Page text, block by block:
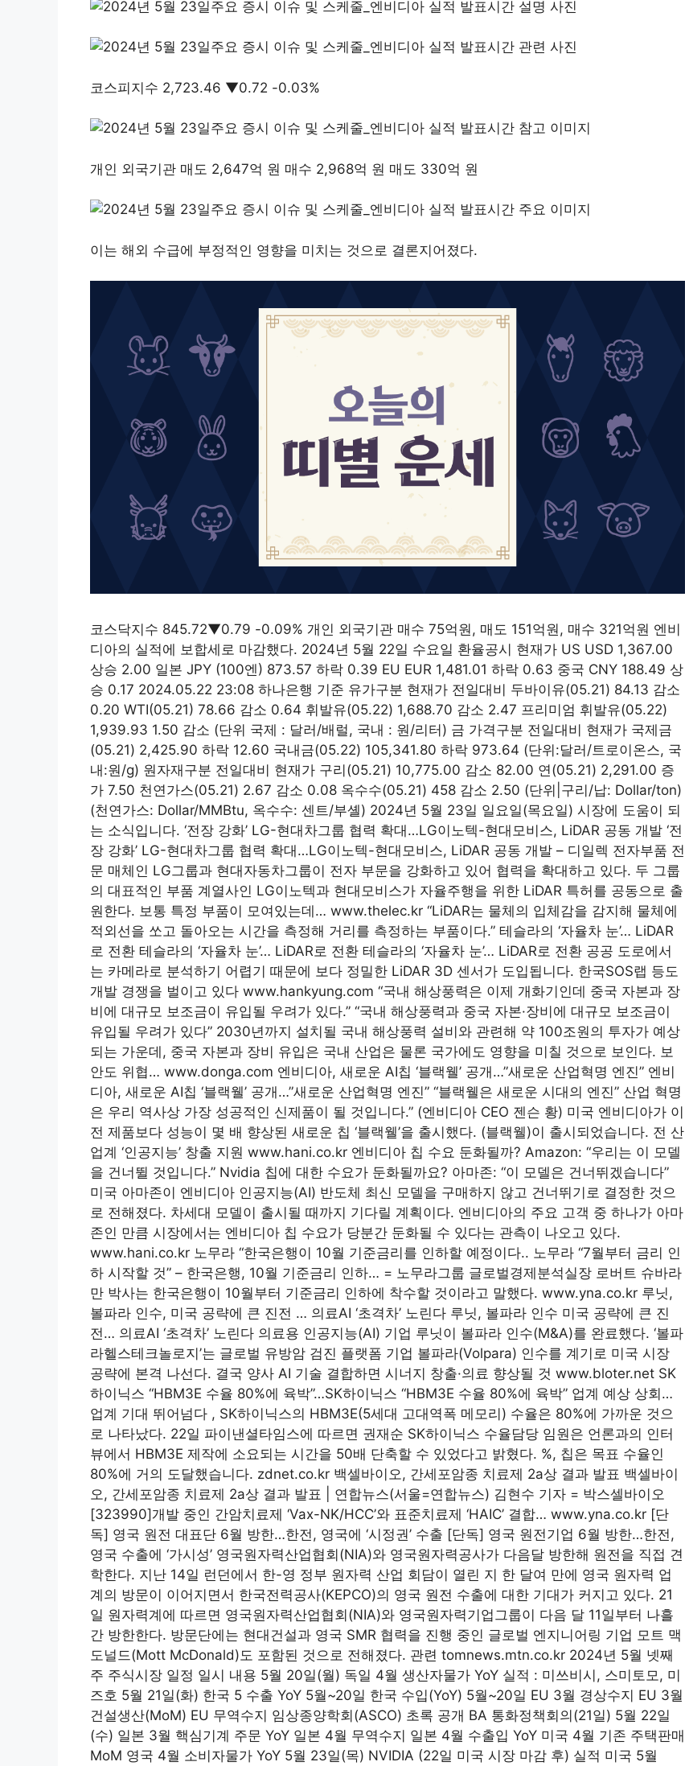
코스피지수 2,723.46 ▼0.72 -0.03%
개인 외국기관 매도 2,647억 원 매수 2,968억 원 매도 330억 원
이는 해외 수급에 부정적인 영향을 미치는 것으로 결론지어졌다.
코스닥지수 845.72▼0.79 -0.09% 개인 외국기관 매수 75억원, 매도 151억원, 매수 321억원 엔비
디아의 실적에 보합세로 마감했다. 2024년 5월 22일 수요일 환율공시 현재가 US USD 1,367.00
상승 2.00 일본 JPY (100엔) 873.57 하락 0.39 EU EUR 1,481.01 하락 0.63 중국 CNY 188.49 상
승 0.17 2024.05.22 23:08 하나은행 기준 유가구분 현재가 전일대비 두바이유(05.21) 84.13 감소
0.20 WTI(05.21) 78.66 감소 0.64 휘발유(05.22) 1,688.70 감소 2.47 프리미엄 휘발유(05.22)
1,939.93 1.50 감소 (단위 국제 : 달러/배럴, 국내 : 원/리터) 금 가격구분 전일대비 현재가 국제금
(05.21) 2,425.90 하락 12.60 국내금(05.22) 105,341.80 하락 973.64 (단위:달러/트로이온스, 국
내:원/g) 원자재구분 전일대비 현재가 구리(05.21) 10,775.00 감소 82.00 연(05.21) 2,291.00 증
가 7.50 천연가스(05.21) 2.67 감소 0.08 옥수수(05.21) 458 감소 2.50 (단위|구리/납: Dollar/ton)
(천연가스: Dollar/MMBtu, 옥수수: 센트/부셸) 2024년 5월 23일 일요일(목요일) 시장에 도움이 되
는 소식입니다. ‘전장 강화’ LG-현대차그룹 협력 확대…LG이노텍-현대모비스, LiDAR 공동 개발 ‘전
장 강화’ LG-현대차그룹 협력 확대…LG이노텍-현대모비스, LiDAR 공동 개발 – 디일렉 전자부품 전
문 매체인 LG그룹과 현대자동차그룹이 전자 부문을 강화하고 있어 협력을 확대하고 있다. 두 그룹
의 대표적인 부품 계열사인 LG이노텍과 현대모비스가 자율주행을 위한 LiDAR 특허를 공동으로 출
원한다. 보통 특정 부품이 모여있는데… www.thelec.kr “LiDAR는 물체의 입체감을 감지해 물체에
적외선을 쏘고 돌아오는 시간을 측정해 거리를 측정하는 부품이다.” 테슬라의 ‘자율차 눈’… LiDAR
로 전환 테슬라의 ‘자율차 눈’… LiDAR로 전환 테슬라의 ‘자율차 눈’… LiDAR로 전환 공공 도로에서
는 카메라로 분석하기 어렵기 때문에 보다 정밀한 LiDAR 3D 센서가 도입됩니다. 한국SOS랩 등도
개발 경쟁을 벌이고 있다 www.hankyung.com “국내 해상풍력은 이제 개화기인데 중국 자본과 장
비에 대규모 보조금이 유입될 우려가 있다.” “국내 해상풍력과 중국 자본·장비에 대규모 보조금이
유입될 우려가 있다” 2030년까지 설치될 국내 해상풍력 설비와 관련해 약 100조원의 투자가 예상
되는 가운데, 중국 자본과 장비 유입은 국내 산업은 물론 국가에도 영향을 미칠 것으로 보인다. 보
안도 위협… www.donga.com 엔비디아, 새로운 AI칩 ‘블랙웰’ 공개…”새로운 산업혁명 엔진” 엔비
디아, 새로운 AI칩 ‘블랙웰’ 공개…”새로운 산업혁명 엔진” “블랙웰은 새로운 시대의 엔진” 산업 혁명
은 우리 역사상 가장 성공적인 신제품이 될 것입니다.” (엔비디아 CEO 젠슨 황) 미국 엔비디아가 이
전 제품보다 성능이 몇 배 향상된 새로운 칩 ‘블랙웰’을 출시했다. (블랙웰)이 출시되었습니다. 전 산
업계 ‘인공지능’ 창출 지원 www.hani.co.kr 엔비디아 칩 수요 둔화될까? Amazon: “우리는 이 모델
을 건너뛸 것입니다.” Nvidia 칩에 대한 수요가 둔화될까요? 아마존: “이 모델은 건너뛰겠습니다”
미국 아마존이 엔비디아 인공지능(AI) 반도체 최신 모델을 구매하지 않고 건너뛰기로 결정한 것으
로 전해졌다. 차세대 모델이 출시될 때까지 기다릴 계획이다. 엔비디아의 주요 고객 중 하나가 아마
존인 만큼 시장에서는 엔비디아 칩 수요가 당분간 둔화될 수 있다는 관측이 나오고 있다.
www.hani.co.kr 노무라 “한국은행이 10월 기준금리를 인하할 예정이다.. 노무라 “7월부터 금리 인
하 시작할 것” – 한국은행, 10월 기준금리 인하… = 노무라그룹 글로벌경제분석실장 로버트 슈바라
만 박사는 한국은행이 10월부터 기준금리 인하에 착수할 것이라고 말했다. www.yna.co.kr 루닛,
볼파라 인수, 미국 공략에 큰 진전 … 의료AI ‘초격차’ 노린다 루닛, 볼파라 인수 미국 공략에 큰 진
전… 의료AI ‘초격차’ 노린다 의료용 인공지능(AI) 기업 루닛이 볼파라 인수(M&A)를 완료했다. ‘볼파
라헬스테크놀로지’는 글로벌 유방암 검진 플랫폼 기업 볼파라(Volpara) 인수를 계기로 미국 시장
공략에 본격 나선다. 결국 양사 AI 기술 결합하면 시너지 창출·의료 향상될 것 www.bloter.net SK
하이닉스 “HBM3E 수율 80%에 육박”…SK하이닉스 “HBM3E 수율 80%에 육박” 업계 예상 상회…
업계 기대 뛰어넘다 , SK하이닉스의 HBM3E(5세대 고대역폭 메모리) 수율은 80%에 가까운 것으
로 나타났다. 22일 파이낸셜타임스에 따르면 권재순 SK하이닉스 수율담당 임원은 언론과의 인터
뷰에서 HBM3E 제작에 소요되는 시간을 50배 단축할 수 있었다고 밝혔다. %, 칩은 목표 수율인
80%에 거의 도달했습니다. zdnet.co.kr 백셀바이오, 간세포암종 치료제 2a상 결과 발표 백셀바이
오, 간세포암종 치료제 2a상 결과 발표 | 연합뉴스(서울=연합뉴스) 김현수 기자 = 박스셀바이오
[323990]개발 중인 간암치료제 ‘Vax-NK/HCC’와 표준치료제 ‘HAIC’ 결합… www.yna.co.kr [단
독] 영국 원전 대표단 6월 방한…한전, 영국에 ‘시정권’ 수출 [단독] 영국 원전기업 6월 방한…한전,
영국 수출에 ‘가시성’ 영국원자력산업협회(NIA)와 영국원자력공사가 다음달 방한해 원전을 직접 견
학한다. 지난 14일 런던에서 한-영 정부 원자력 산업 회담이 열린 지 한 달여 만에 영국 원자력 업
계의 방문이 이어지면서 한국전력공사(KEPCO)의 영국 원전 수출에 대한 기대가 커지고 있다. 21
일 원자력계에 따르면 영국원자력산업협회(NIA)와 영국원자력기업그룹이 다음 달 11일부터 나흘
간 방한한다. 방문단에는 현대건설과 영국 SMR 협력을 진행 중인 글로벌 엔지니어링 기업 모트 맥
도널드(Mott McDonald)도 포함된 것으로 전해졌다. 관련 tomnews.mtn.co.kr 2024년 5월 넷째
주 주식시장 일정 일시 내용 5월 20일(월) 독일 4월 생산자물가 YoY 실적 : 미쓰비시, 스미토모, 미
즈호 5월 21일(화) 한국 5 수출 YoY 5월~20일 한국 수입(YoY) 5월~20일 EU 3월 경상수지 EU 3월
건설생산(MoM) EU 무역수지 임상종양학회(ASCO) 초록 공개 BA 통화정책회의(21일) 5월 22일
(수) 일본 3월 핵심기계 주문 YoY 일본 4월 무역수지 일본 4월 수출입 YoY 미국 4월 기존 주택판매
MoM 영국 4월 소비자물가 YoY 5월 23일(목) NVIDIA (22일 미국 시장 마감 후) 실적 미국 5월